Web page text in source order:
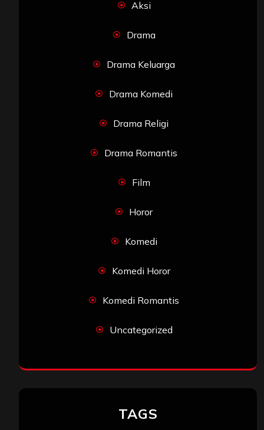
Aksi
Drama
Drama Keluarga
Drama Komedi
Drama Religi
Drama Romantis
Film
Horor
Komedi
Komedi Horor
Komedi Romantis
Uncategorized
TAGS